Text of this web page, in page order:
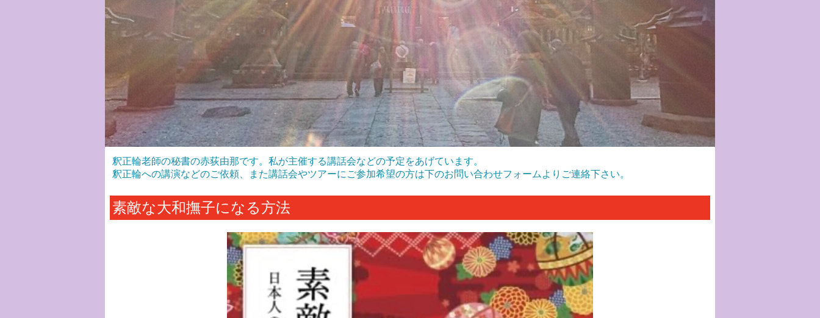
釈正輪老師の秘書の赤荻由那です。私が主催する講話会などの予定をあげています。
釈正輪への講演などのご依頼、また講話会やツアーにご参加希望の方は下のお問い合わせフォームよりご連絡下さい。
素敵な大和撫子になる方法